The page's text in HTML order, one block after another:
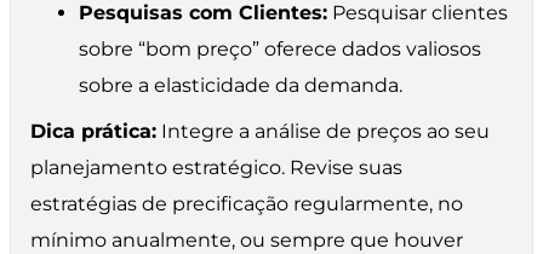
Pesquisas com Clientes: Pesquisar clientes
sobre “bom preço” oferece dados valiosos
sobre a elasticidade da demanda.
Dica prática: Integre a análise de preços ao seu
planejamento estratégico. Revise suas
estratégias de precificação regularmente, no
mínimo anualmente, ou sempre que houver